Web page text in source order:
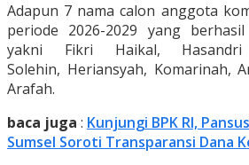
Adapun 7 nama calon anggota
periode 2026-2029 yang
yakni Fikri Haikal, Hasandri
Solehin, Heriansyah, Komarinah,
Arafah.
baca juga : Kunjungi BPK RI,
Sumsel Soroti Transparansi Dana